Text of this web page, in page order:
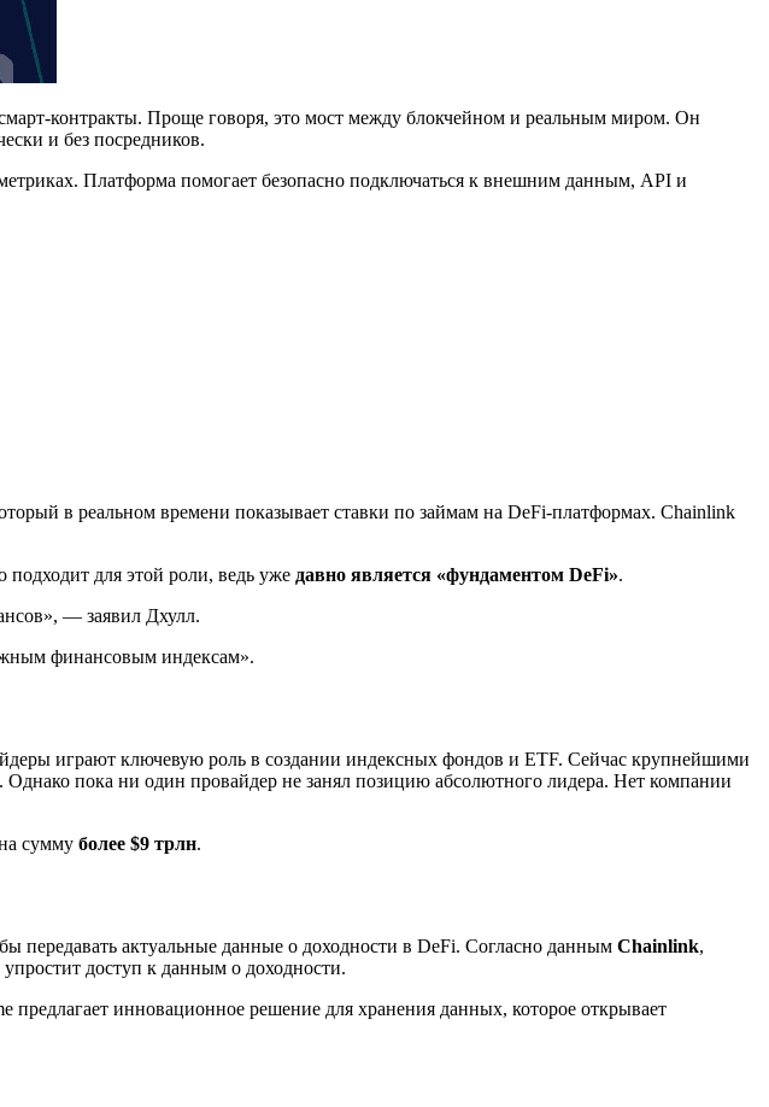
контракты. Проще говоря, это мост между блокчейном и реальным миром. Он
и без посредников.
Платформа помогает безопасно подключаться к внешним данным, API и
в реальном времени показывает ставки по займам на DeFi-платформах. Chainlink
подходит для этой роли, ведь уже давно является «фундаментом DeFi».
— заявил Дхулл.
финансовым индексам».
играют ключевую роль в создании индексных фондов и ETF. Сейчас крупнейшими
. Однако пока ни один провайдер не занял позицию абсолютного лидера. Нет компании
сумму более $9 трлн.
передавать актуальные данные о доходности в DeFi. Согласно данным Chainlink,
доступ к данным о доходности.
инновационное решение для хранения данных, которое открывает